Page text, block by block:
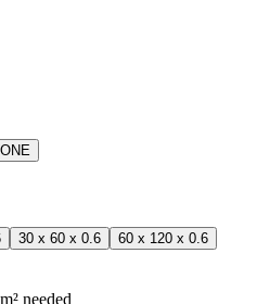
30 x 60 x 0.6
60 x 120 x 0.6
needed